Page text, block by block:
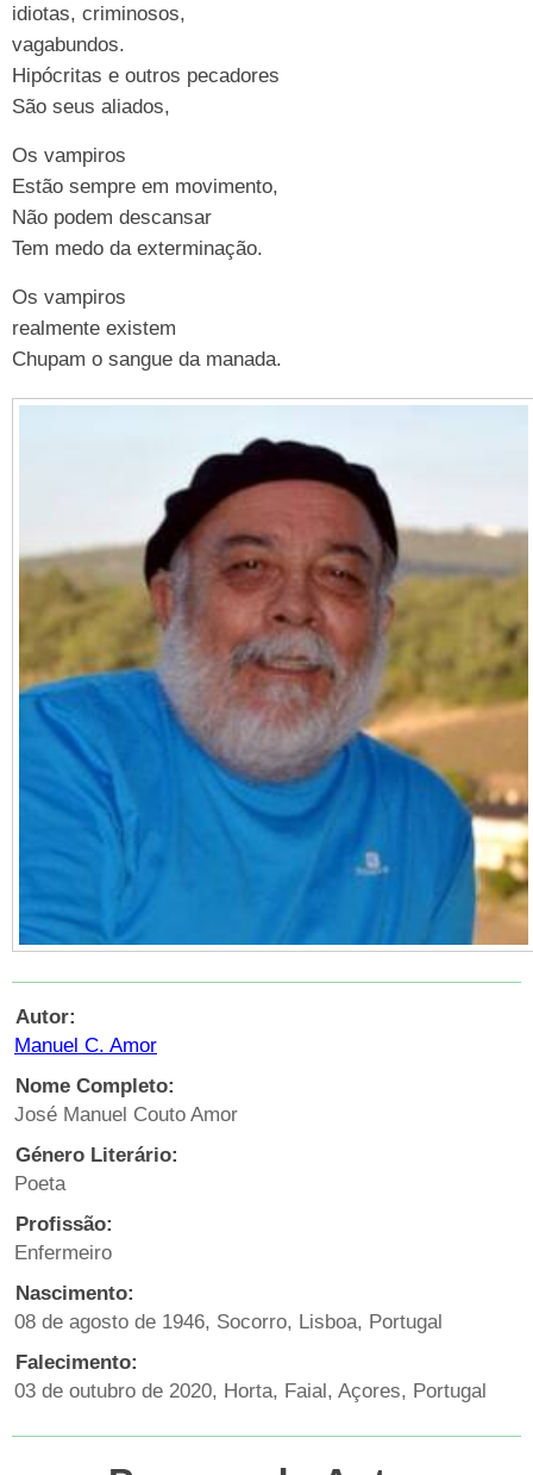
idiotas, criminosos,
vagabundos.
Hipócritas e outros pecadores
São seus aliados,
Os vampiros
Estão sempre em movimento,
Não podem descansar
Tem medo da exterminação.
Os vampiros
realmente existem
Chupam o sangue da manada.
Autor:
Manuel C. Amor
Nome Completo:
José Manuel Couto Amor
Género Literário:
Poeta
Profissão:
Enfermeiro
Nascimento:
08 de agosto de 1946, Socorro, Lisboa, Portugal
Falecimento:
03 de outubro de 2020, Horta, Faial, Açores, Portugal